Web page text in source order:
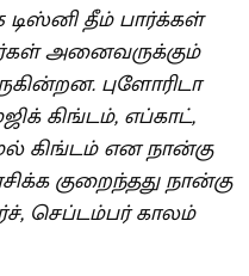
டிஸ்னி தீம் பார்க்கள்
அனைவருக்கும்
புளோரிடா
கிங்டம், எப்காட்,
கிங்டம் என நான்கு
குறைந்தது நான்கு
செப்டம்பர் காலம்